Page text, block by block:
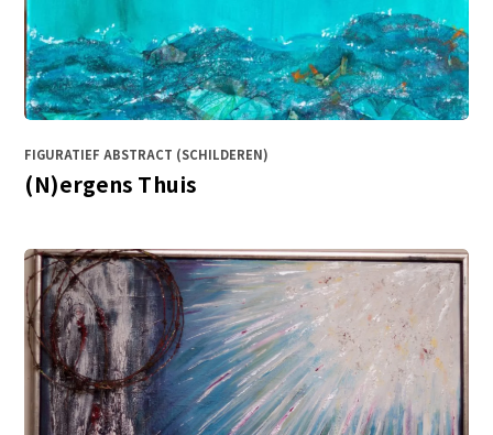
FIGURATIEF ABSTRACT (SCHILDEREN)
(N)ergens Thuis